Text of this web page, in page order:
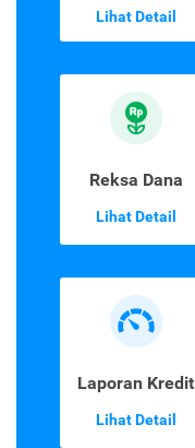
Lihat Detail
Reksa Dana
Lihat Detail
Laporan Kredit
Lihat Detail